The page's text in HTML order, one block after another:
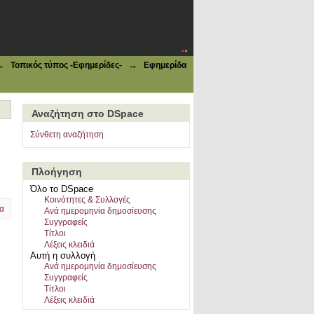
Τοπικός τύπος -Εφημερίδες- →
Εφημερίδα
Αναζήτηση στο DSpace
Σύνθετη αναζήτηση
Πλοήγηση
Όλο το DSpace
Κοινότητες & Συλλογές
Ανά ημερομηνία δημοσίευσης
Συγγραφείς
Τίτλοι
Λέξεις κλειδιά
Αυτή η συλλογή
Ανά ημερομηνία δημοσίευσης
Συγγραφείς
Τίτλοι
Λέξεις κλειδιά